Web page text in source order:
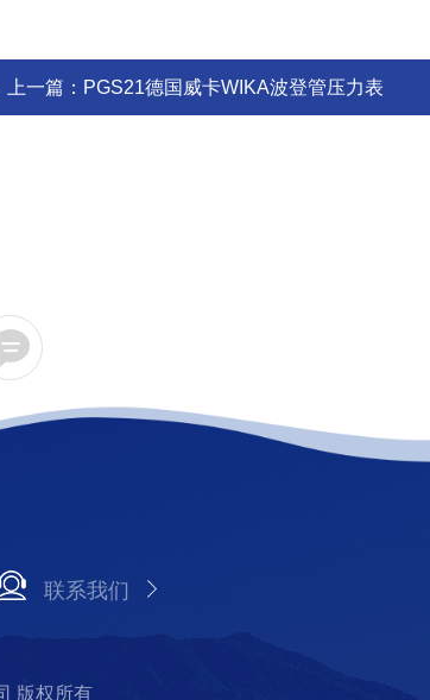
上一篇： PGS21德国威卡WIKA波登管压力表
联系我们
版权所有